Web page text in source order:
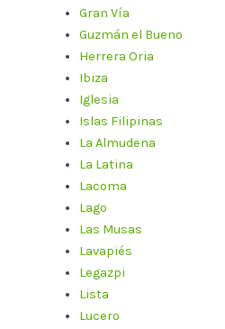
Gran Vía
Guzmán el Bueno
Herrera Oria
Ibiza
Iglesia
Islas Filipinas
La Almudena
La Latina
Lacoma
Lago
Las Musas
Lavapiés
Legazpi
Lista
Lucero